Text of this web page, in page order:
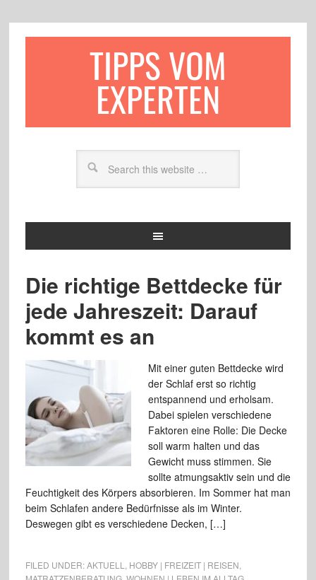
TIPPS VOM
EXPERTEN
Die richtige Bettdecke für
jede Jahreszeit: Darauf
kommt es an
Mit einer guten Bettdecke wird
der Schlaf erst so richtig
entspannend und erholsam.
Dabei spielen verschiedene
Faktoren eine Rolle: Die Decke
soll warm halten und das
Gewicht muss stimmen. Sie
sollte atmungsaktiv sein und die
Feuchtigkeit des Körpers absorbieren. Im Sommer hat man
beim Schlafen andere Bedürfnisse als im Winter.
Deswegen gibt es verschiedene Decken, […]
FILED UNDER:AKTUELL HOBBY | FREIZEIT | REISEN